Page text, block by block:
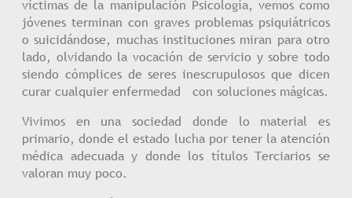
víctimas de la manipulación Psicología, vemos como
jóvenes terminan con graves problemas psiquiátricos
o suicidándose, muchas instituciones miran para otro
lado, olvidando la vocación de servicio y sobre todo
siendo cómplices de seres inescrupulosos que dicen
curar cualquier enfermedad con soluciones mágicas.
Vivimos en una sociedad donde lo material es
primario, donde el estado lucha por tener la atención
médica adecuada y donde los títulos Terciarios se
valoran muy poco.